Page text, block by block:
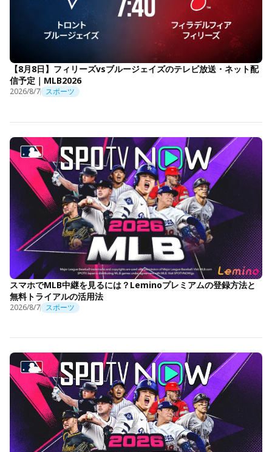
【8月8日】フィリーズvsブルージェイズのテレビ放送・ネット配
信予定｜MLB2026
2026/8/7 スポーツ
スマホでMLB中継を見るには？Leminoプレミアムの登録方法と
無料トライアルの活用法
2026/8/7 スポーツ